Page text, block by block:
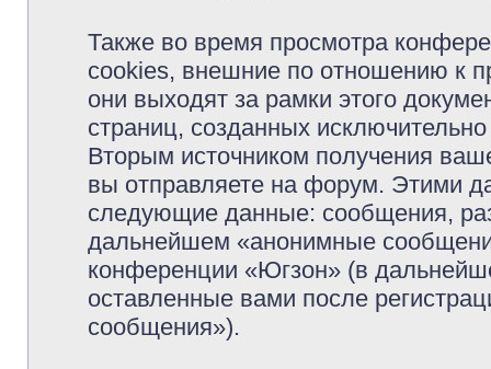
Также во время просмотра
cookies, внешние по отношению к
они выходят за рамки этого
страниц, созданных
Вторым источником получения
вы отправляете на форум. Этими
следующие данные: сообщения,
дальнейшем «анонимные
конференции «Югзон» (в
оставленные вами после
сообщения»).